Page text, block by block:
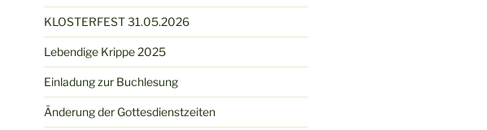
KLOSTERFEST 31.05.2026
Lebendige Krippe 2025
Einladung zur Buchlesung
Änderung der Gottesdienstzeiten